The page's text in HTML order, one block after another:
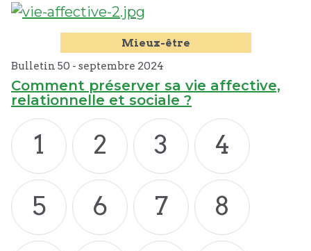
Mieux-être
Bulletin 50 - septembre 2024
Comment préserver sa vie affective,
relationnelle et sociale ?
1 2 3
4
5
6 7
8